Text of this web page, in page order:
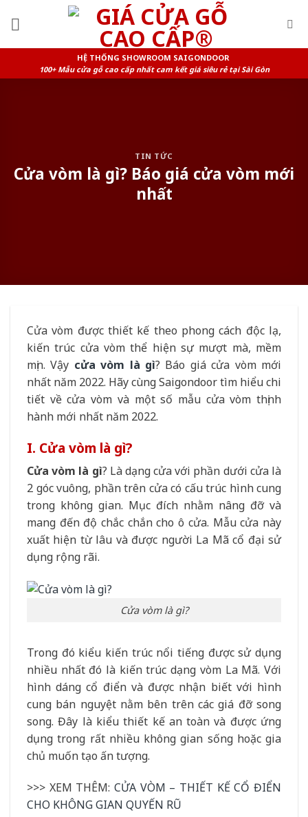
HỆ THỐNG SHOWROOM SAIGONDOOR
100+ Mẫu cửa gỗ cao cấp nhất cam kết giá siêu rẻ tại Sài Gòn
TIN TỨC
Cửa vòm là gì? Báo giá cửa vòm mới
nhất
Cửa vòm được thiết kế theo phong cách độc lạ,
kiến trúc cửa vòm thể hiện sự mượt mà, mềm
mịn. Vậy cửa vòm là gì? Báo giá cửa vòm mới
nhất năm 2022. Hãy cùng Saigondoor tìm hiểu chi
tiết về cửa vòm và một số mẫu cửa vòm thịnh
hành mới nhất năm 2022.
I. Cửa vòm là gì?
Cửa vòm là gì? Là dạng cửa với phần dưới cửa là
2 góc vuông, phần trên cửa có cấu trúc hình cung
trong không gian. Mục đích nhằm nâng đỡ và
mang đến độ chắc chắn cho ô cửa. Mẫu cửa này
xuất hiện từ lâu và được người La Mã cổ đại sử
dụng rộng rãi.
Cửa vòm là gì?
Trong đó kiểu kiến trúc nổi tiếng được sử dụng
nhiều nhất đó là kiến trúc dạng vòm La Mã. Với
hình dáng cổ điển và được nhận biết với hình
cung bán nguyệt nằm bên trên các giá đỡ song
song. Đây là kiểu thiết kế an toàn và được ứng
dụng trong rất nhiều không gian sống hoặc gia
chủ muốn tạo ấn tượng.
>>> XEM THÊM: CỬA VÒM – THIẾT KẾ CỔ ĐIỂN
CHO KHÔNG GIAN QUYẾN RŨ